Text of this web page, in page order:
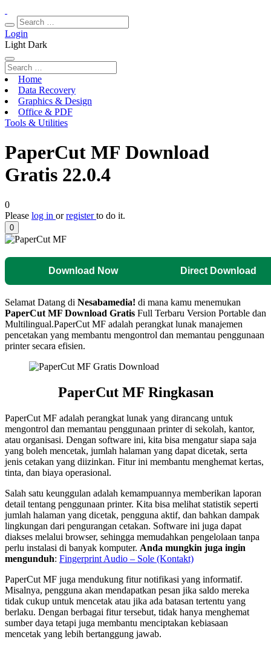
Login
Light Dark
Home
Data Recovery
Graphics & Design
Office & PDF
Tools & Utilities
PaperCut MF Download
Gratis 22.0.4
0
Please log in orregisterto do it.
0
Download Now Direct Download
Selamat Datang di Nesabamedia! di mana kamu menemukan
PaperCut MF Download Gratis Full Terbaru Version Portable dan
Multilingual.PaperCut MF adalah perangkat lunak manajemen
pencetakan yang membantu mengontrol dan memantau penggunaan
printer secara efisien.
PaperCut MF Ringkasan
PaperCut MF adalah perangkat lunak yang dirancang untuk
mengontrol dan memantau penggunaan printer di sekolah, kantor,
atau organisasi. Dengan software ini, kita bisa mengatur siapa saja
yang boleh mencetak, jumlah halaman yang dapat dicetak, serta
jenis cetakan yang diizinkan. Fitur ini membantu menghemat kertas,
tinta, dan biaya operasional.
Salah satu keunggulan adalah kemampuannya memberikan laporan
detail tentang penggunaan printer. Kita bisa melihat statistik seperti
jumlah halaman yang dicetak, pengguna aktif, dan bahkan dampak
lingkungan dari pengurangan cetakan. Software ini juga dapat
diakses melalui browser, sehingga memudahkan pengelolaan tanpa
perlu instalasi di banyak komputer. Anda mungkin juga ingin
mengunduh: Fingerprint Audio – Sole (Kontakt)
PaperCut MF juga mendukung fitur notifikasi yang informatif.
Misalnya, pengguna akan mendapatkan pesan jika saldo mereka
tidak cukup untuk mencetak atau jika ada batasan tertentu yang
berlaku. Dengan berbagai fitur tersebut, tidak hanya menghemat
sumber daya tetapi juga membantu menciptakan kebiasaan
mencetak yang lebih bertanggung jawab.